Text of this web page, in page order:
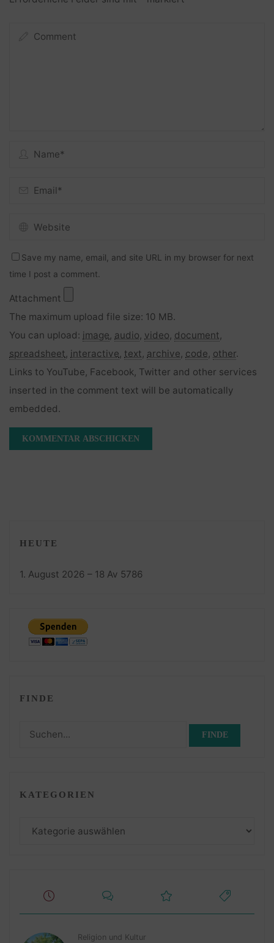
Save my name, email, and site URL in my browser for next
time I post a comment.
Attachment
The maximum upload file size: 10 MB.
You can upload: image, audio, video, document,
spreadsheet, interactive, text, archive, code, other.
Links to YouTube, Facebook, Twitter and other services
inserted in the comment text will be automatically
embedded.
HEUTE
1. August 2026 – 18 Av 5786
FINDE
Suchen
KATEGORIEN
Religion und Kultur